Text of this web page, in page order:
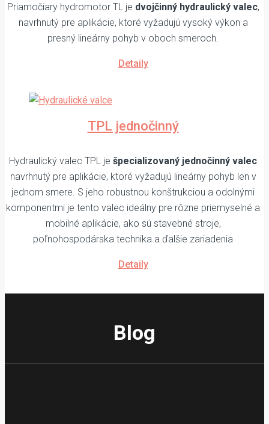
Priamočiary hydromotor TL je dvojčinný hydraulický valec,
navrhnutý pre aplikácie, ktoré vyžadujú vysoký výkon a
presný lineárny pohyb v oboch smeroch.
Detaily
TPL jednočinný
Hydraulický valec TPL je špecializovaný jednočinný valec
navrhnutý pre aplikácie, ktoré vyžadujú lineárny pohyb len v
jednom smere. S jeho robustnou konštrukciou a odolnými
komponentmi je tento valec ideálny pre rôzne priemyselné a
mobilné aplikácie, ako sú stavebné stroje,
poľnohospodárska technika a ďalšie zariadenia
Detaily
Blog